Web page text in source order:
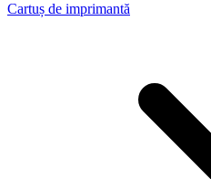
Cartuș de imprimantă